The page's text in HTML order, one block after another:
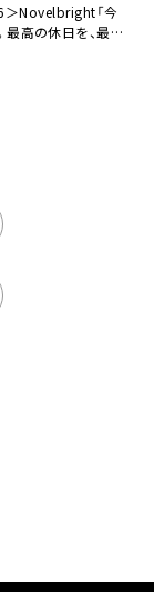
＞Novelbright「今
高の休日を、最高
」